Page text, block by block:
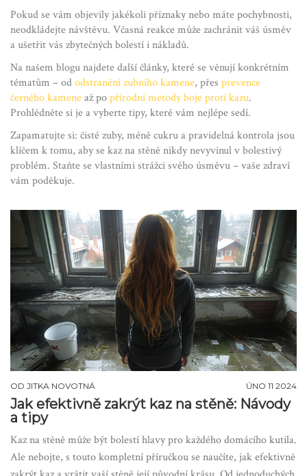
Pokud se vám objevily jakékoli příznaky nebo máte pochybnosti,
neodkládejte návštěvu. Včasná reakce může zachránit váš úsměv
a ušetřit vás zbytečných bolestí i nákladů.
Na našem blogu najdete další články, které se věnují konkrétním
tématům – ododstranění zubního kamene, přes prevence
černého kameneaž popřírodní metody boje proti kazu.
Prohlédněte si je a vyberte tipy, které vám nejlépe sedí.
Zapamatujte si: čisté zuby, méně cukru a pravidelná kontrola jsou
klíčem k tomu, aby se kaz na stěně nikdy nevyvinul v bolestivý
problém. Staňte se vlastními strážci svého úsměvu – vaše zdraví
vám poděkuje.
OD JITKA NOVOTNÁ ÚNO 11 2024
Jak efektivně zakrýt kaz na stěně: Návody
a tipy
Kaz na stěně může být bolestí hlavy pro každého domácího kutila.
Ale nebojte, s touto kompletní příručkou se naučíte, jak efektivně